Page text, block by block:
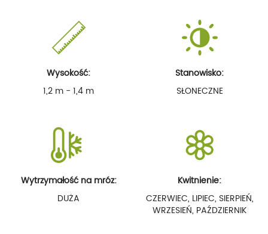
Wysokość:
1,2 m - 1,4 m
Stanowisko:
SŁONECZNE
Wytrzymałość na mróz:
DUŻA
Kwitnienie:
CZERWIEC, LIPIEC, SIERPIEŃ,
WRZESIEŃ, PAŹDZIERNIK